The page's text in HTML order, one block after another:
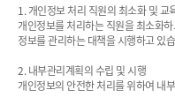
1. 개인정보 처리 직원의 최소화 및 교
개인정보를 처리하는 직원을 최소화
정보를 관리하는 대책을 시행하고 있
2. 내부관리계획의 수립 및 시행
개인정보의 안전한 처리를 위하여 내